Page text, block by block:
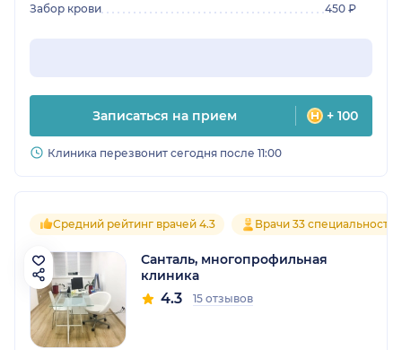
Забор крови
450 ₽
Записаться на прием + 100
Клиника перезвонит сегодня после 11:00
Средний рейтинг врачей 4.3 Врачи 33 специальностей
Санталь, многопрофильная
клиника
4.3 15 отзывов